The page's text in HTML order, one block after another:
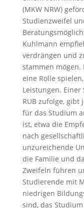
(MKW NRW)
Studienzweifel
Kuhlmann
verdrängen und
stammen mögen.
eine Rolle
Leistungen.
RUB zufolge,
für das Studium
ist, etwa die
nach
unzureichende
die Familie und
Zweifeln führen
Studierende mit
niedrigen
sind, das